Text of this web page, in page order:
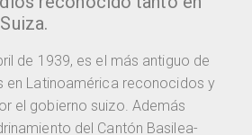
de 1939, es el más antiguo de
en Latinoamérica reconocidos y
el gobierno suizo. Además
del Cantón Basilea-